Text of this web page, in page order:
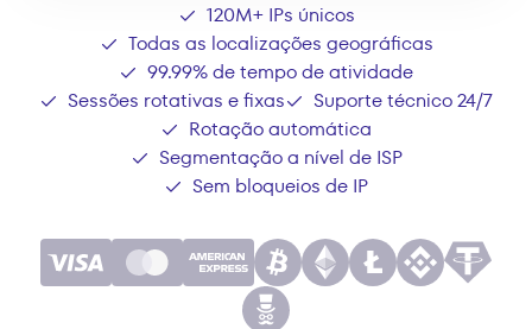
120M+ IPs únicos
Todas as localizações geográficas
99.99% de tempo de atividade
Sessões rotativas e fixas
Suporte técnico 24/7
Rotação automática
Segmentação a nível de ISP
Sem bloqueios de IP